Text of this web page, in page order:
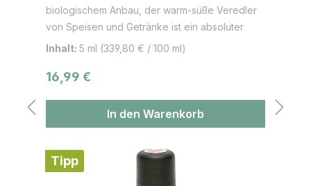
biologischem Anbau, der warm-süße Veredler
von Speisen und Getränke ist ein absoluter
Klassiker und die Königin unter den Gewürzen!
Pudding und Pudding mit Vanille Geschmack?
Du wirst den Unterschied schmecken. Vanille
hat die Fähigkeit, Fruchtaromen zu stärken.
verwendet werden. Anwendungsbereiche:
Tee, Torten, Kuchen, Kekse, Schokolade und
Inhalt: 5 ml (339,80 € / 100 ml)
Regulärer Preis:
16,99 €
In den Warenkorb
Tipp